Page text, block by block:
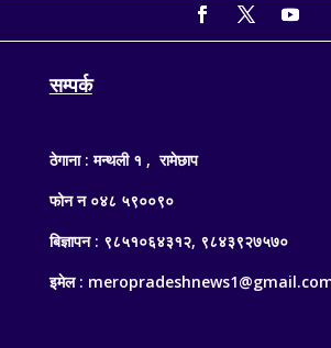
सम्पर्क
ठेगाना : मन्थली १ , रामेछाप
फोन न ०४८ ५९००९०
बिज्ञापन : ९८५१०६४३१२, ९८४३९२७५७०
इमेल :